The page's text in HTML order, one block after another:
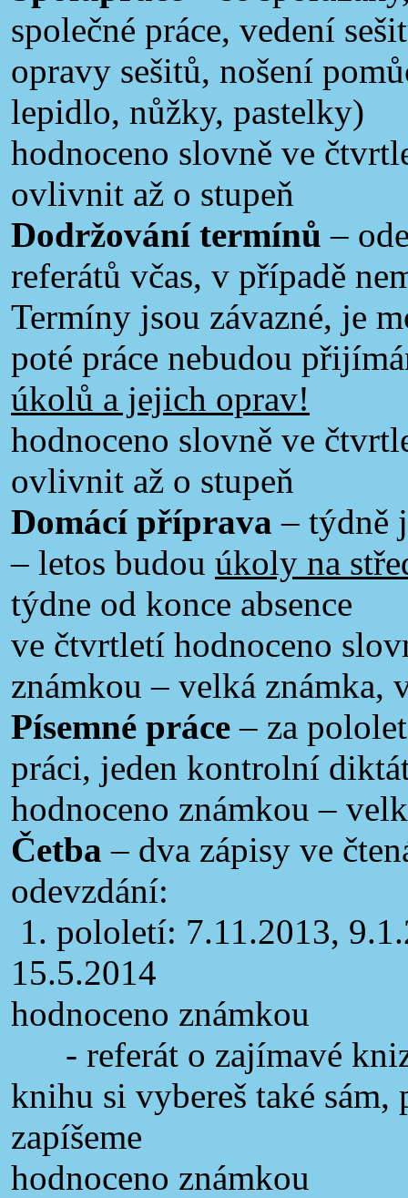
společné práce, vedení
opravy sešitů, nošení
lepidlo, nůžky, pastelky)
hodnoceno slovně ve
ovlivnit až o stupeň
Dodržování termínů –
referátů včas, v případě
Termíny jsou závazné, je
poté práce nebudou
úkolů a jejich oprav!
hodnoceno slovně ve
ovlivnit až o stupeň
Domácí příprava – týdně
– letos budou úkoly na
týdne od konce absence
ve čtvrtletí hodnoceno
známkou – velká známka,
Písemné práce – za
práci, jeden kontrolní
hodnoceno známkou –
Četba – dva zápisy ve
odevzdání:
1. pololetí: 7.11.2013,
15.5.2014
hodnoceno známkou
- referát o zajímavé
knihu si vybereš také sám,
zapíšeme
hodnoceno známkou